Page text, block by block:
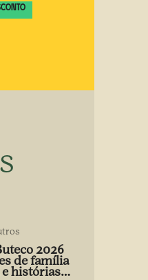
2026
de família
histórias